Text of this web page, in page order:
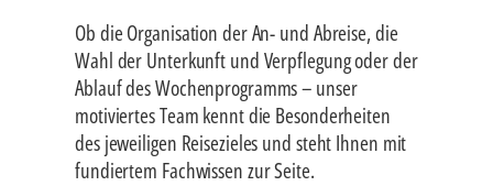
Ob die Organisation der An- und Abreise, die
Wahl der Unterkunft und Verpflegung oder der
Ablauf des Wochenprogramms – unser
motiviertes Team kennt die Besonderheiten
des jeweiligen Reisezieles und steht Ihnen mit
fundiertem Fachwissen zur Seite.